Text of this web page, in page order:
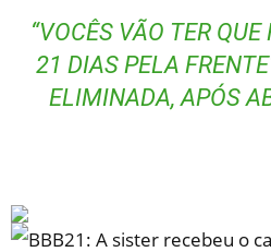
“VOCÊS VÃO TER
21 DIAS PELA FRENTE
ELIMINADA, APÓS